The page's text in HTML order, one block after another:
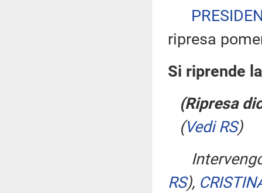
ripresa
Si riprende
(Ripresa
(Vedi RS)
RS),